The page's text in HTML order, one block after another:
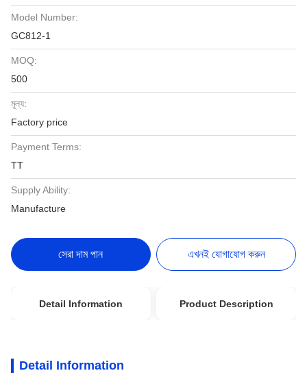
Model Number:
GC812-1
MOQ:
500
মূল্য:
Factory price
Payment Terms:
TT
Supply Ability:
Manufacture
সেরা দাম পান এখনই যোগাযোগ করুন
Detail Information Product Description
Detail Information